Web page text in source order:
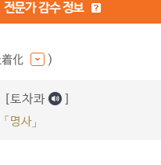
전문가 감수 정보
化 )
[토차콰 ]
「명사」